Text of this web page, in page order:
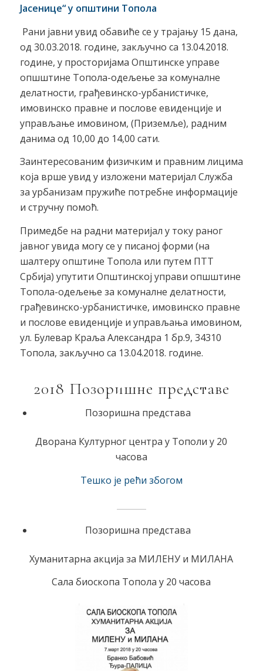
Јасенице“у општини Топола
Рани јавни увид обавиће се у трајању 15 дана,
од 30.03.2018. године, закључно са 13.04.2018.
године, у просторијама Општинске управе
опшштине Топола-одељење за комуналне
делатности, грађевинско-урбанистичке,
имовинско правне и послове евиденције и
управљање имовином, (Приземље), радним
данима од 10,00 до 14,00 сати.
Заинтересованим физичким и правним лицима
која врше увид у изложени материјал Служба
за урбанизам пружиће потребне информације
и стручну помоћ.
Примедбе на радни материјал у току раног
јавног увида могу се у писаној форми (на
шалтеру општине Топола или путем ПТТ
Србија) упутити Општинској управи опшштине
Топола-одељење за комуналне делатности,
грађевинско-урбанистичке, имовинско правне
и послове евиденције и управљања имовином,
ул. Булевар Краља Александра 1 бр.9, 34310
Топола, закључно са 13.04.2018. године.
2018 Позоришне представе
Позоришна представа
Дворана Културног центра у Тополи у 20
часова
Тешко је рећи збогом
Позоришна представа
Хуманитарна акција за МИЛЕНУ и МИЛАНА
Сала биоскопа Топола у 20 часова